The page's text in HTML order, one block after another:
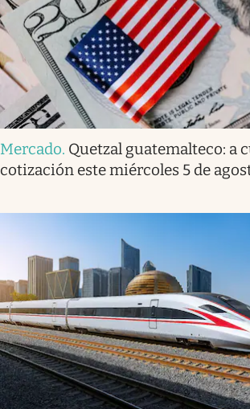
Mercado. Quetzal guatemalteco: a
cotización este miércoles 5 de